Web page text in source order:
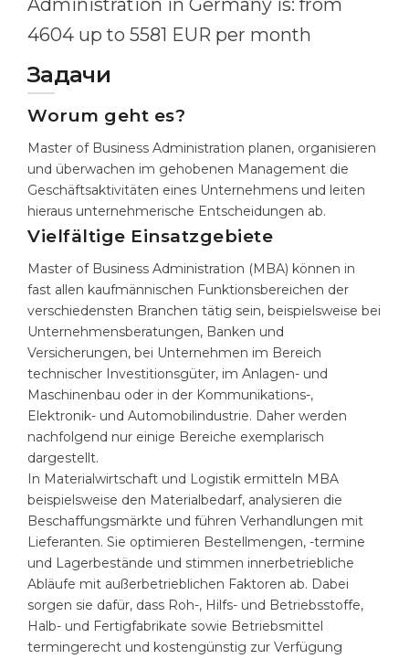
Administration in Germany is: from
4604 up to 5581 EUR per month
Задачи
Worum geht es?
Master of Business Administration planen, organisieren
und überwachen im gehobenen Management die
Geschäftsaktivitäten eines Unternehmens und leiten
hieraus unternehmerische Entscheidungen ab.
Vielfältige Einsatzgebiete
Master of Business Administration (MBA) können in
fast allen kaufmännischen Funktionsbereichen der
verschiedensten Branchen tätig sein, beispielsweise bei
Unternehmensberatungen, Banken und
Versicherungen, bei Unternehmen im Bereich
technischer Investitionsgüter, im Anlagen- und
Maschinenbau oder in der Kommunikations-,
Elektronik- und Automobilindustrie. Daher werden
nachfolgend nur einige Bereiche exemplarisch
dargestellt.
In Materialwirtschaft und Logistik ermitteln MBA
beispielsweise den Materialbedarf, analysieren die
Beschaffungsmärkte und führen Verhandlungen mit
Lieferanten. Sie optimieren Bestellmengen, -termine
und Lagerbestände und stimmen innerbetriebliche
Abläufe mit außerbetrieblichen Faktoren ab. Dabei
sorgen sie dafür, dass Roh-, Hilfs- und Betriebsstoffe,
Halb- und Fertigfabrikate sowie Betriebsmittel
termingerecht und kostengünstig zur Verfügung